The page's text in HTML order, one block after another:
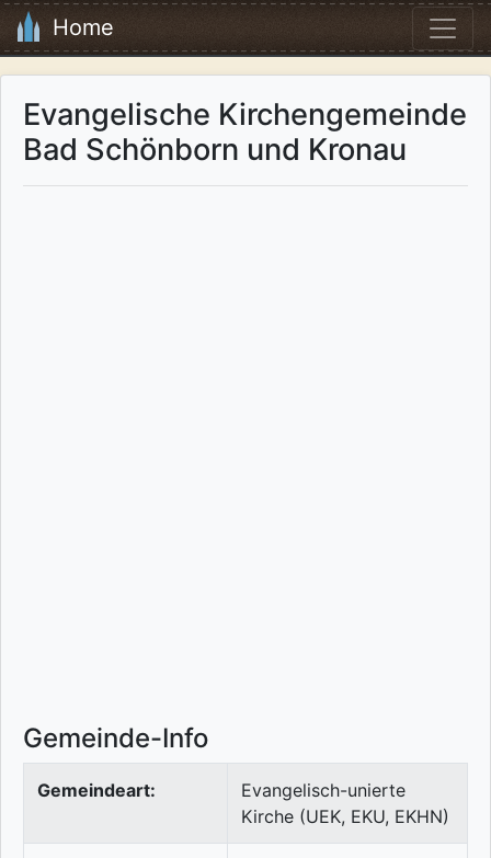
Home
Evangelische Kirchengemeinde
Bad Schönborn und Kronau
Gemeinde-Info
Gemeindeart:
Evangelisch-unierte
Kirche (UEK, EKU, EKHN)